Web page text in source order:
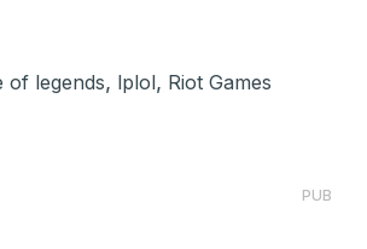
of legends, lplol, Riot Games
PUB